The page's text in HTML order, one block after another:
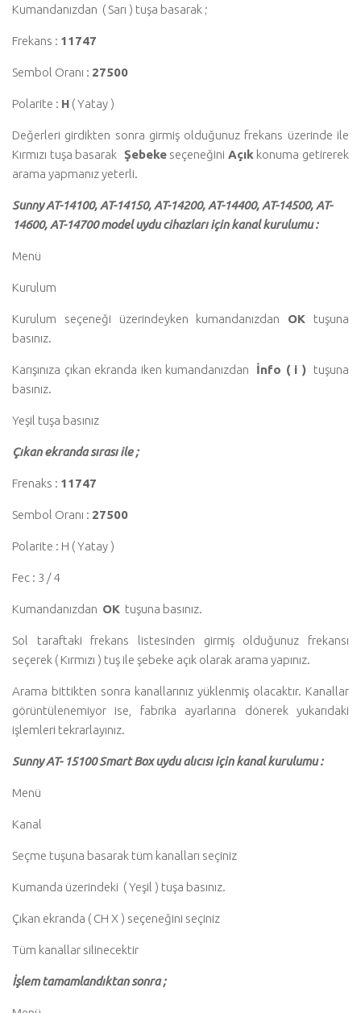
Kumandanızdan ( Sarı ) tuşa basarak ;
Frekans : 11747
Sembol Oranı : 27500
Polarite : H ( Yatay )
Değerleri girdikten sonra girmiş olduğunuz frekans üzerinde ile
Kırmızı tuşa basarak Şebekeseçeneğini Açık konuma getirerek
arama yapmanız yeterli.
Sunny AT-14100, AT-14150, AT-14200, AT-14400, AT-14500, AT-
14600, AT-14700 model uydu cihazları için kanal kurulumu :
Menü
Kurulum
Kurulum seçeneği üzerindeyken kumandanızdan OK tuşuna
basınız.
Karışınıza çıkan ekranda iken kumandanızdan İnfo ( i )tuşuna
basınız.
Yeşil tuşa basınız
Çıkan ekranda sırası ile ;
Frenaks : 11747
Sembol Oranı : 27500
Polarite : H ( Yatay )
Fec : 3 / 4
Kumandanızdan OK tuşuna basınız.
Sol taraftaki frekans listesinden girmiş olduğunuz frekansı
seçerek ( Kırmızı ) tuş ile şebeke açık olarak arama yapınız.
Arama bittikten sonra kanallarınız yüklenmiş olacaktır. Kanallar
görüntülenemiyor ise, fabrika ayarlarına dönerek yukarıdaki
işlemleri tekrarlayınız.
Sunny AT- 15100 Smart Box uydu alıcısı için kanal kurulumu :
Menü
Kanal
Seçme tuşuna basarak tüm kanalları seçiniz
Kumanda üzerindeki ( Yeşil ) tuşa basınız.
Çıkan ekranda ( CH X ) seçeneğini seçiniz
Tüm kanallar silinecektir
İşlem tamamlandıktan sonra ;